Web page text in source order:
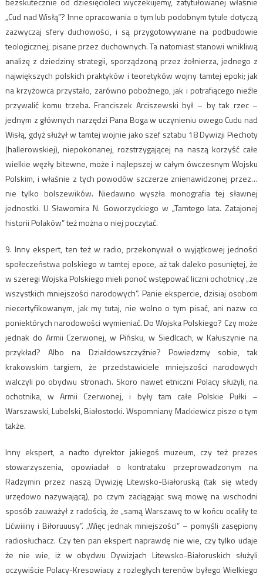
„Cud nad Wisłą”? Inne opracowania o tym lub podobnym tytule dotyczą
zazwyczaj sfery duchowości, i są przygotowywane na podbudowie
teologicznej, pisane przez duchownych. Ta natomiast stanowi wnikliwą
analizę z dziedziny strategii, sporządzoną przez żołnierza, jednego z
największych polskich praktyków i teoretyków wojny tamtej epoki; jak
na krzyżowca przystało, zarówno pobożnego, jak i potrafiącego nieźle
przywalić komu trzeba. Franciszek Arciszewski był – by tak rzec –
jednym z głównych narzędzi Pana Boga w uczynieniu owego Cudu nad
Wisłą, gdyż służył w tamtej wojnie jako szef sztabu 18 Dywizji Piechoty
(hallerowskiej), niepokonanej, rozstrzygającej na naszą korzyść całe
wielkie węzły bitewne, może i najlepszej w całym ówczesnym Wojsku
Polskim, i właśnie z tych powodów szczerze znienawidzonej przez…
nie tylko bolszewików. Niedawno wyszła monografia tej sławnej
jednostki. U Sławomira N. Goworzyckiego w „Tamtego lata. Zatajonej
historii Polaków” też można o niej poczytać.
9. Inny ekspert, ten też w radio, przekonywał o wyjątkowej jedności
społeczeństwa polskiego w tamtej epoce, aż tak daleko posuniętej, że
w szeregi Wojska Polskiego mieli ponoć wstępować liczni ochotnicy „ze
wszystkich mniejszości narodowych”. Panie ekspercie, dzisiaj osobom
niecertyfikowanym, jak my tutaj, nie wolno o tym pisać, ani nazw co
poniektórych narodowości wymieniać. Do Wojska Polskiego? Czy może
jednak do Armii Czerwonej, w Pińsku, w Siedlcach, w Kałuszynie na
przykład? Albo na Działdowszczyźnie? Powiedzmy sobie, tak
krakowskim targiem, że przedstawiciele mniejszości narodowych
walczyli po obydwu stronach. Skoro nawet etniczni Polacy służyli, na
ochotnika, w Armii Czerwonej, i były tam całe Polskie Pułki –
Warszawski, Lubelski, Białostocki. Wspomniany Mackiewicz pisze o tym
także.
Inny ekspert, a nadto dyrektor jakiegoś muzeum, czy też prezes
stowarzyszenia, opowiadał o kontrataku przeprowadzonym na
Radzymin przez naszą Dywizję Litewsko-Białoruską (tak się wtedy
urzędowo nazywającą), po czym zaciągając swą mowę na wschodni
sposób zauważył z radością, że „samą Warszawę to w końcu ocaliły te
Lićwiiiny i Biłoruuusy”. „Więc jednak mniejszości” – pomyśli zasępiony
radiosłuchacz. Czy ten pan ekspert naprawdę nie wie, czy tylko udaje
że nie wie, iż w obydwu Dywizjach Litewsko-Białoruskich służyli
oczywiście Polacy-Kresowiacy z rozległych terenów byłego Wielkiego